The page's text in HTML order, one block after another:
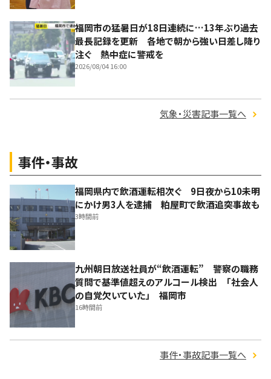
福岡市の猛暑日が18日連続に…13年ぶり過去
最長記録を更新 各地で朝から強い日差し降り
注ぐ 熱中症に警戒を
2026/08/04 16:00
気象・災害記事一覧へ
事件・事故
福岡県内で飲酒運転相次ぐ 9日夜から10未明
にかけ男3人を逮捕 粕屋町で飲酒追突事故も
3時間前
九州朝日放送社員が“飲酒運転” 警察の職務
質問で基準値超えのアルコール検出 「社会人
の自覚欠いていた」 福岡市
16時間前
事件・事故記事一覧へ